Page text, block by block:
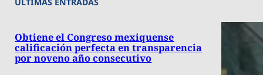
ÚLTIMAS ENTRADAS
Obtiene el Congreso mexiquense
calificación perfecta en transparencia
por noveno año consecutivo